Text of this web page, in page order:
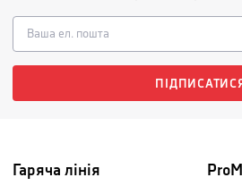
ПІДПИСАТИСЯ
Гаряча лінія